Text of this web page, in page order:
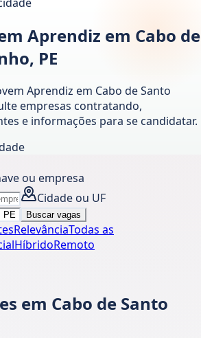
Aprendiz em Cabo de
PE
Aprendiz em Cabo de Santo
empresas contratando,
e informações para se candidatar.
ou empresa
Cidade ou UF
Buscar vagas
RelevânciaTodas as
HíbridoRemoto
em Cabo de Santo